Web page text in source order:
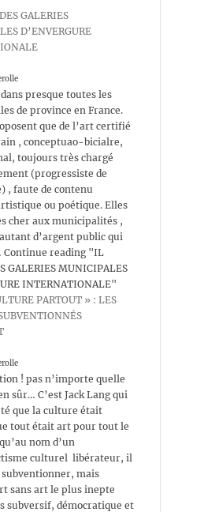
GALERIES
D’ENVERGURE
presque toutes les
de province en France.
que de l’art certifié
, conceptuao-bicialre,
toujours très chargé
(progressiste de
, faute de contenu
ou poétique. Elles
cher aux municipalités ,
d’argent public qui
Continue reading "IL
GALERIES MUNICIPALES
INTERNATIONALE"
PARTOUT » : LES
! pas n’importe quelle
sûr… C’est Jack Lang qui
que la culture était
tout était art pour tout le
nom d’un
culturel libérateur, il
mais
sans art le plus inepte
subversif, démocratique et